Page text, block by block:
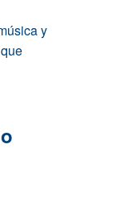
y